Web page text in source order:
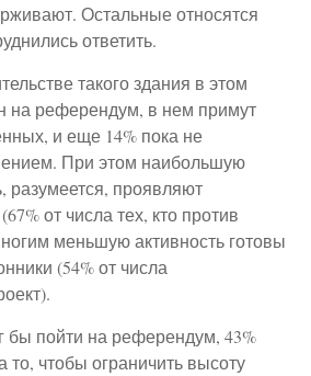
Остальные относятся
ответить.
такого здания в этом
на референдум, в нем примут
и еще 14% пока не
При этом наибольшую
разумеется, проявляют
от числа тех, кто против
меньшую активность готовы
(54% от числа
бы пойти на референдум, 43%
то, чтобы ограничить высоту